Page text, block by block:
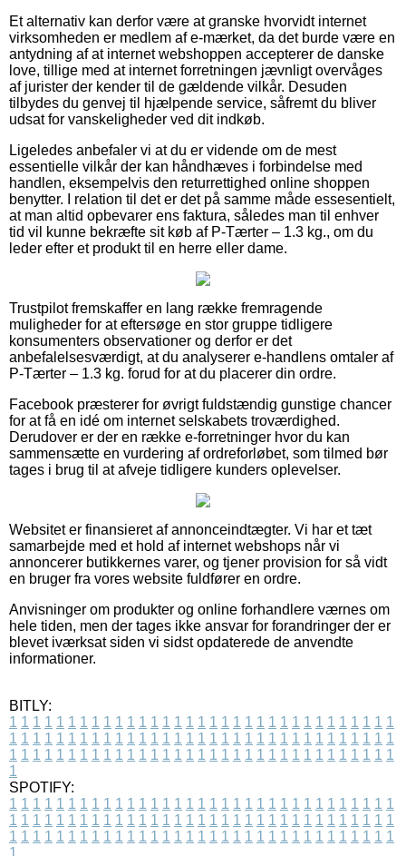
Et alternativ kan derfor være at granske hvorvidt internet
virksomheden er medlem af e-mærket, da det burde være en
antydning af at internet webshoppen accepterer de danske
love, tillige med at internet forretningen jævnligt overvåges
af jurister der kender til de gældende vilkår. Desuden
tilbydes du genvej til hjælpende service, såfremt du bliver
udsat for vanskeligheder ved dit indkøb.
Ligeledes anbefaler vi at du er vidende om de mest
essentielle vilkår der kan håndhæves i forbindelse med
handlen, eksempelvis den returrettighed online shoppen
benytter. I relation til det er det på samme måde essesentielt,
at man altid opbevarer ens faktura, således man til enhver
tid vil kunne bekræfte sit køb af P-Tærter – 1.3 kg., om du
leder efter et produkt til en herre eller dame.
Trustpilot fremskaffer en lang række fremragende
muligheder for at eftersøge en stor gruppe tidligere
konsumenters observationer og derfor er det
anbefalelsesværdigt, at du analyserer e-handlens omtaler af
P-Tærter – 1.3 kg. forud for at du placerer din ordre.
Facebook præsterer for øvrigt fuldstændig gunstige chancer
for at få en idé om internet selskabets troværdighed.
Derudover er der en række e-forretninger hvor du kan
sammensætte en vurdering af ordreforløbet, som tilmed bør
tages i brug til at afveje tidligere kunders oplevelser.
Websitet er finansieret af annonceindtægter. Vi har et tæt
samarbejde med et hold af internet webshops når vi
annoncerer butikkernes varer, og tjener provision for så vidt
en bruger fra vores website fuldfører en ordre.
Anvisninger om produkter og online forhandlere værnes om
hele tiden, men der tages ikke ansvar for forandringer der er
blevet iværksat siden vi sidst opdaterede de anvendte
informationer.
BITLY:
1 1 1 1 1 1 1 1 1 1 1 1 1 1 1 1 1 1 1 1 1 1 1 1 1 1 1 1 1 1 1 1 1
1 1 1 1 1 1 1 1 1 1 1 1 1 1 1 1 1 1 1 1 1 1 1 1 1 1 1 1 1 1 1 1 1
1 1 1 1 1 1 1 1 1 1 1 1 1 1 1 1 1 1 1 1 1 1 1 1 1 1 1 1 1 1 1 1 1
1
SPOTIFY:
1 1 1 1 1 1 1 1 1 1 1 1 1 1 1 1 1 1 1 1 1 1 1 1 1 1 1 1 1 1 1 1 1
1 1 1 1 1 1 1 1 1 1 1 1 1 1 1 1 1 1 1 1 1 1 1 1 1 1 1 1 1 1 1 1 1
1 1 1 1 1 1 1 1 1 1 1 1 1 1 1 1 1 1 1 1 1 1 1 1 1 1 1 1 1 1 1 1 1
1